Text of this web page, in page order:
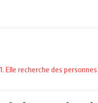
Elle recherche des